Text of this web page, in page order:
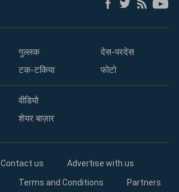
गुल्लक
टक-टकिया
देस-परदेस
फोटो
वीडियो
शेयर बाज़ार
Contact us
Advertise with us
Terms and Conditions Partners